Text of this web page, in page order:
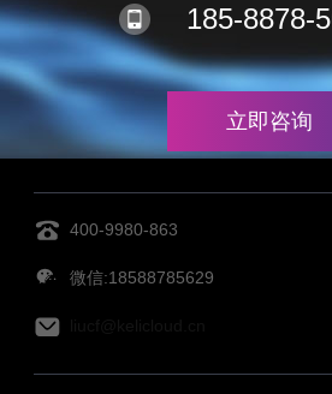
185-8878-
立即咨询
400-9980-863
微信:18588785629